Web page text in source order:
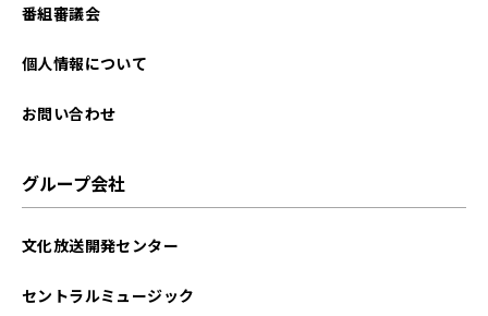
2024年04月
2023年09月
番組審議会
個人情報について
お問い合わせ
グループ会社
文化放送開発センター
セントラルミュージック